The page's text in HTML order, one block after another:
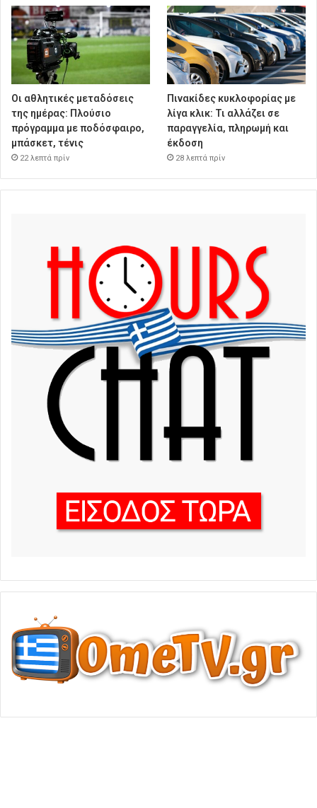
Οι αθλητικές μεταδόσεις
της ημέρας: Πλούσιο
πρόγραμμα με ποδόσφαιρο,
μπάσκετ, τένις
22 λεπτά πρίν
Πινακίδες κυκλοφορίας με
λίγα κλικ: Τι αλλάζει σε
παραγγελία, πληρωμή και
έκδοση
28 λεπτά πρίν